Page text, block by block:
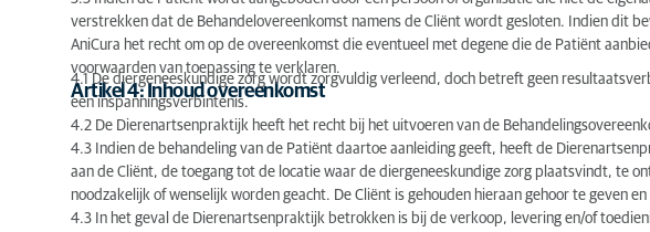
verstrekken dat de Behandelovereenkomst namens de Cliënt wordt gesloten. Indien dit
AniCura het recht om op de overeenkomst die eventueel met degene die de Patiënt
voorwaarden van toepassing te verklaren.
Artikel 4: Inhoud overeenkomst
4.1 De diergeneeskundige zorg wordt zorgvuldig verleend, doch betreft geen
een inspanningsverbintenis.
4.2 De Dierenartsenpraktijk heeft het recht bij het uitvoeren van de
4.3 Indien de behandeling van de Patiënt daartoe aanleiding geeft, heeft de
aan de Cliënt, de toegang tot de locatie waar de diergeneeskundige zorg plaatsvindt, te
noodzakelijk of wenselijk worden geacht. De Cliënt is gehouden hieraan gehoor te geven
4.3 In het geval de Dierenartsenpraktijk betrokken is bij de verkoop, levering en/of